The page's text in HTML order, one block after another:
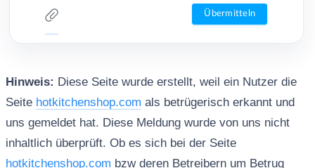
Hinweis: Diese Seite wurde erstellt, weil ein Nutzer die
Seite hotkitchenshop.com als betrügerisch erkannt und
uns gemeldet hat. Diese Meldung wurde von uns nicht
inhaltlich überprüft. Ob es sich bei der Seite
hotkitchenshop.com bzw deren Betreibern um Betrug